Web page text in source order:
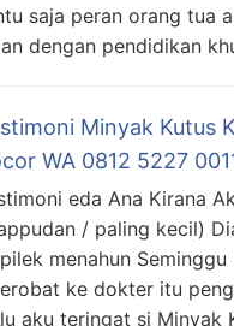
saja peran orang tua
dengan pendidikan
Minyak Kutus
WA 0812 5227
eda Ana Kirana
/ paling kecil)
menahun
ke dokter itu
aku teringat si Minyak